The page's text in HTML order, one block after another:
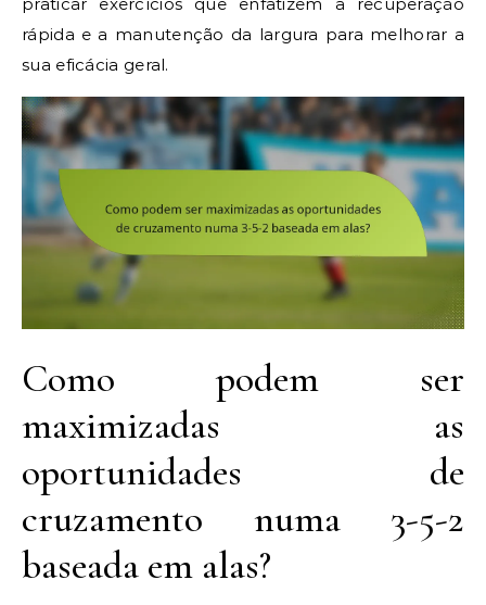
rápida e a manutenção da largura para melhorar a
sua eficácia geral.
Como podem ser
maximizadas as
oportunidades de
cruzamento numa 3-5-2
baseada em alas?